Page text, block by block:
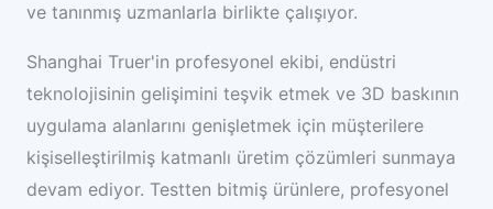
ve tanınmış uzmanlarla birlikte çalışıyor.
Shanghai Truer'in profesyonel ekibi, endüstri
teknolojisinin gelişimini teşvik etmek ve 3D baskının
uygulama alanlarını genişletmek için müşterilere
kişiselleştirilmiş katmanlı üretim çözümleri sunmaya
devam ediyor. Testten bitmiş ürünlere, profesyonel